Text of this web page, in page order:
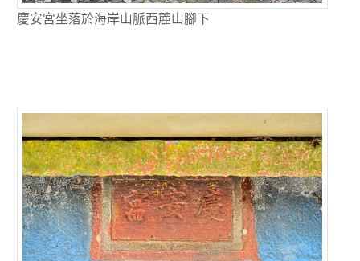
慶安宮坐落於海岸山脈西麓山腳下